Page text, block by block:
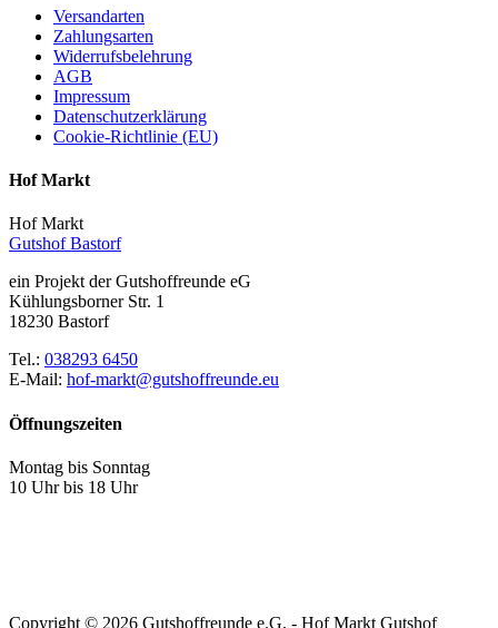
Versandarten
Zahlungsarten
Widerrufsbelehrung
AGB
Impressum
Datenschutzerklärung
Cookie-Richtlinie (EU)
Hof Markt
Hof Markt
Gutshof Bastorf
ein Projekt der Gutshoffreunde eG
Kühlungsborner Str. 1
18230 Bastorf
Tel.: 038293 6450
E-Mail: hof-markt@gutshoffreunde.eu
Öffnungszeiten
Montag bis Sonntag
10 Uhr bis 18 Uhr
Copyright © 2026 Gutshoffreunde e.G. - Hof Markt Gutshof